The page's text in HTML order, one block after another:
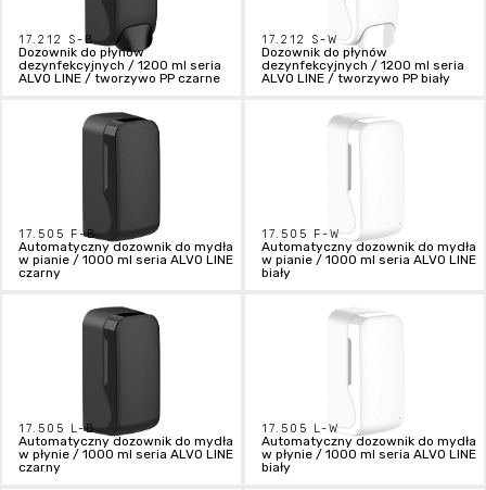
17.212 S-B
Dozownik do płynów
dezynfekcyjnych / 1200 ml seria
ALVO LINE / tworzywo PP czarne
17.212 S-W
Dozownik do płynów
dezynfekcyjnych / 1200 ml seria
ALVO LINE / tworzywo PP biały
17.505 F-B
Automatyczny dozownik do mydła
w pianie / 1000 ml seria ALVO LINE
czarny
17.505 F-W
Automatyczny dozownik do mydła
w pianie / 1000 ml seria ALVO LINE
biały
17.505 L-B
Automatyczny dozownik do mydła
w płynie / 1000 ml seria ALVO LINE
czarny
17.505 L-W
Automatyczny dozownik do mydła
w płynie / 1000 ml seria ALVO LINE
biały